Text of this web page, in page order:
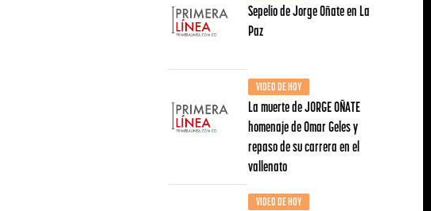
Sepelio de Jorge Oñate en La
Paz
VIDEO DE HOY
La muerte de JORGE OÑATE
homenaje de Omar Geles y
repaso de su carrera en el
vallenato
VIDEO DE HOY